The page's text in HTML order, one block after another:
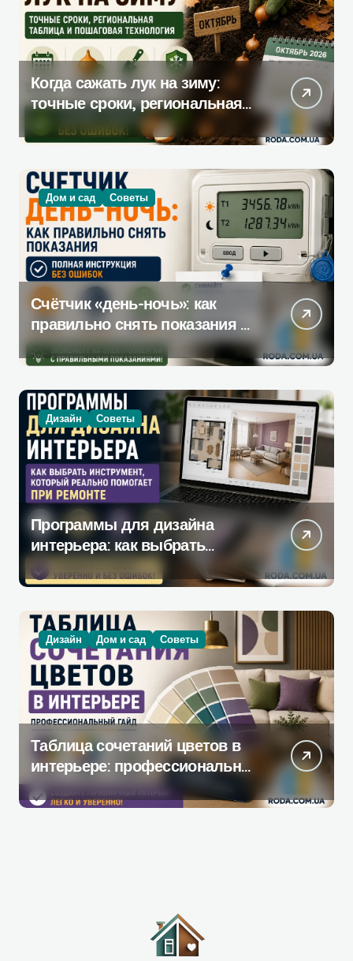
Когда сажать лук на зиму:
точные сроки, региональная
таблица и пошаговая
инструкция
Дом и сад Советы
Счётчик «день-ночь»: как
правильно снять показания —
полная инструкция без
ошибок
Дизайн Советы
Программы для дизайна
интерьера: как выбрать
инструмент, который
действительно поможет при
ремонте
Дизайн Дом и сад Советы
Таблица сочетаний цветов в
интерьере: профессиональное
руководство по созданию
гармоничной палитры